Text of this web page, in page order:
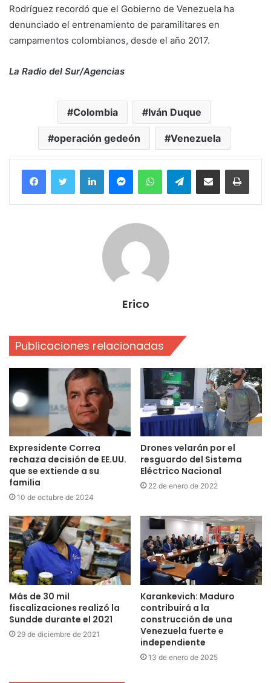
Rodríguez recordó que el Gobierno de Venezuela ha
denunciado el entrenamiento de paramilitares en
campamentos colombianos, desde el año 2017.
La Radio del Sur/Agencias
Colombia Iván Duque
operación gedeón Venezuela
FacebookTwitter LinkedInMessengerWhatsAppTelegramCompartir por correo electrónico
Erico
Publicaciones relacionadas
Expresidente Correa
rechaza decisión de EE.UU.
que se extiende a su
familia
10 de octubre de 2024
Drones velarán por el
resguardo del Sistema
Eléctrico Nacional
22 de enero de 2022
Más de 30 mil
fiscalizaciones realizó la
Sundde durante el 2021
29 de diciembre de 2021
Karankevich: Maduro
contribuirá a la
construcción de una
Venezuela fuerte e
independiente
13 de enero de 2025